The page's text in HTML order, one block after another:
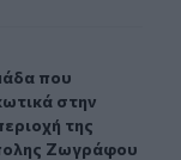
ναρκωτικά στην
που
που
στην
της
Ζωγράφου